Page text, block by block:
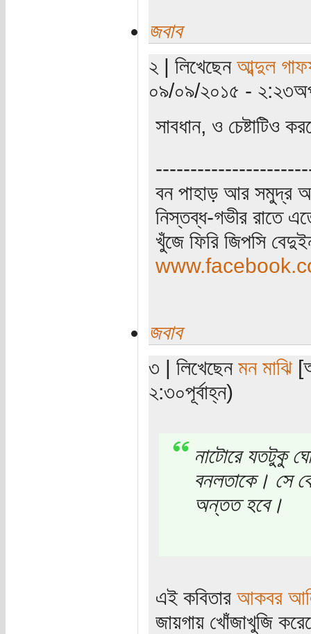
জবাব
২ | লিখেছেন আব্দুল
০৯/০৯/২০১৫ -
সাবধান, ও চেষ্টাটিও
বন পাহাড় আর সমুদ্র
নিস্তব্ধ-গভীর রাতে
খুঁজে ফিরি জিপসি
জবাব
৩ | লিখেছেন মন মাঝি
২:৩০পূর্বাহ্ন)
নাটোরে যতটুকু
বনলতাকে। সে
অন্তত হবে।
এই কবিতার আকবর আলি
জায়গায় খোঁজাখুজি